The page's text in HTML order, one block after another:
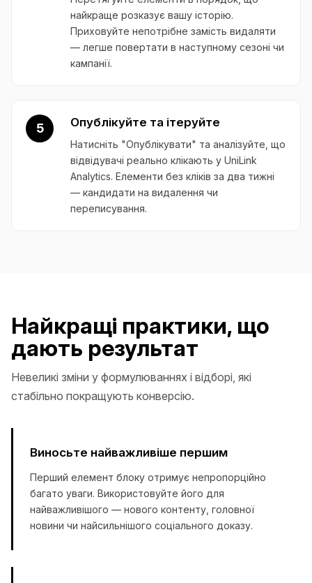
найкраще розказує вашу історію.
Приховуйте непотрібне замість видаляти
— легше повертати в наступному сезоні чи
кампанії.
5 Опублікуйте та ітеруйте
Натисніть "Опублікувати" та аналізуйте, що
відвідувачі реально клікають у UniLink
Analytics. Елементи без кліків за два тижні
— кандидати на видалення чи
переписування.
Найкращі практики, що
дають результат
Невеликі зміни у формулюваннях і відборі, які
стабільно покращують конверсію.
Виносьте найважливіше першим
Перший елемент блоку отримує непропорційно
багато уваги. Використовуйте його для
найважливішого — нового контенту, головної
новини чи найсильнішого соціального доказу.